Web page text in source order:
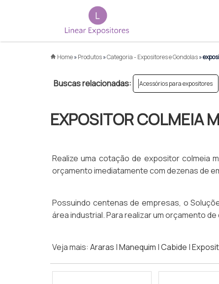
Home»Produtos»Categoria - Expositores e Gondolas»
Buscas relacionadas: Acessórios para expositores
EXPOSITOR COLMEIA
Realize uma cotação de expositor colmeia
orçamento imediatamente com dezenas de
Possuindo centenas de empresas, o
área industrial. Para realizar um orçamento
Veja mais: Araras |Manequim |Cabide |